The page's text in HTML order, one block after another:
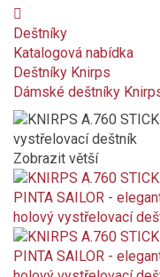
Deštníky
Katalogová nabídka
Deštníky Knirps
Dámské deštníky
Zobrazit větší